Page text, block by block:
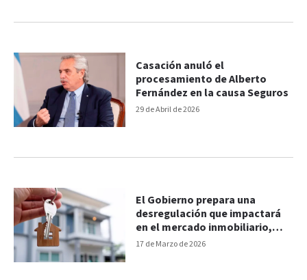
29 de Abril de 2026
Casación anuló el
procesamiento de Alberto
Fernández en la causa Seguros
17 de Marzo de 2026
El Gobierno prepara una
desregulación que impactará
en el mercado inmobiliario,
seguros y capitales